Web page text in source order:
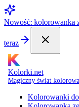
Nowość: kolorowanka
teraz
Kolorki.net
Magiczny świat
Kolorowanki